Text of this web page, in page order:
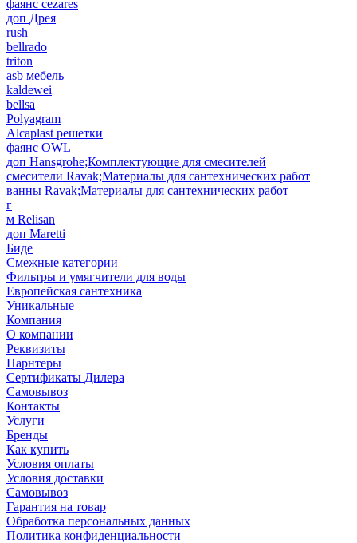
фаянс cezares
доп Дрея
rush
bellrado
triton
asb мебель
kaldewei
bellsa
Polyagram
Alcaplast решетки
фаянс OWL
доп Hansgrohe;Комплектующие для смесителей
смесители Ravak;Материалы для сантехнических работ
ванны Ravak;Материалы для сантехнических работ
г
м Relisan
доп Maretti
Биде
Смежные категории
Фильтры и умягчители для воды
Европейская сантехника
Уникальные
Компания
О компании
Реквизиты
Парнтеры
Сертификаты Дилера
Самовывоз
Контакты
Услуги
Бренды
Как купить
Условия оплаты
Условия доставки
Самовывоз
Гарантия на товар
Обработка персональных данных
Политика конфиденциальности